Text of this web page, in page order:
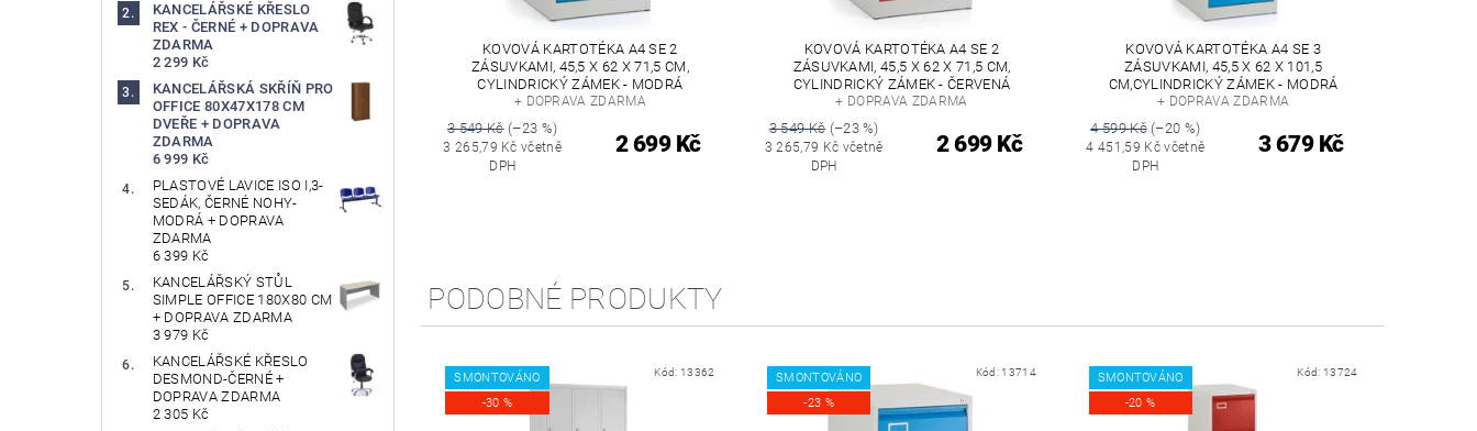
KANCELÁŘSKÉ KŘESLO
REX - ČERNÉ + DOPRAVA
ZDARMA
2 299 Kč
KANCELÁŘSKÁ SKŘÍŇ PRO
OFFICE 80X47X178 CM
DVEŘE + DOPRAVA
ZDARMA
6 999 Kč
PLASTOVÉ LAVICE ISO I,3-
SEDÁK, ČERNÉ NOHY-
MODRÁ + DOPRAVA
ZDARMA
6 399 Kč
KANCELÁŘSKÝ STŮL
SIMPLE OFFICE 180X80 CM
+ DOPRAVA ZDARMA
3 979 Kč
KANCELÁŘSKÉ KŘESLO
DESMOND-ČERNÉ +
DOPRAVA ZDARMA
2 305 Kč
KOVOVÁ KARTOTÉKA A4 SE 2
ZÁSUVKAMI, 45,5 X 62 X 71,5 CM,
CYLINDRICKÝ ZÁMEK - MODRÁ
+ DOPRAVA ZDARMA
3 549 Kč(–23 %)
3 265,79 Kč včetně
DPH
2 699 Kč
KOVOVÁ KARTOTÉKA A4 SE 2
ZÁSUVKAMI, 45,5 X 62 X 71,5 CM,
CYLINDRICKÝ ZÁMEK - ČERVENÁ
+ DOPRAVA ZDARMA
3 549 Kč(–23 %)
3 265,79 Kč včetně
DPH
2 699 Kč
KOVOVÁ KARTOTÉKA A4 SE 3
ZÁSUVKAMI, 45,5 X 62 X 101,5
CM,CYLINDRICKÝ ZÁMEK - MODRÁ
+ DOPRAVA ZDARMA
4 599 Kč(–20 %)
4 451,59 Kč včetně
DPH
3 679 Kč
PODOBNÉ PRODUKTY
SMONTOVÁNO
-30 %
Kód: 13362
SMONTOVÁNO
-23 %
Kód: 13714
SMONTOVÁNO
-20 %
Kód: 13724